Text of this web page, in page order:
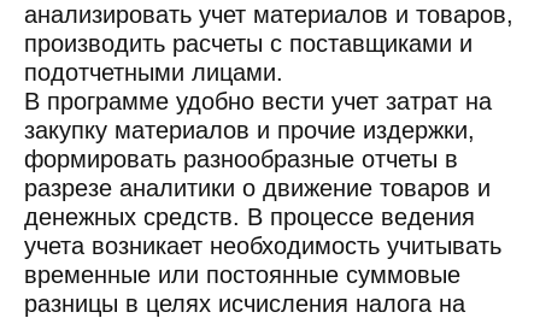
анализировать учет материалов и товаров,
производить расчеты с поставщиками и
подотчетными лицами.
В программе удобно вести учет затрат на
закупку материалов и прочие издержки,
формировать разнообразные отчеты в
разрезе аналитики о движение товаров и
денежных средств. В процессе ведения
учета возникает необходимость учитывать
временные или постоянные суммовые
разницы в целях исчисления налога на